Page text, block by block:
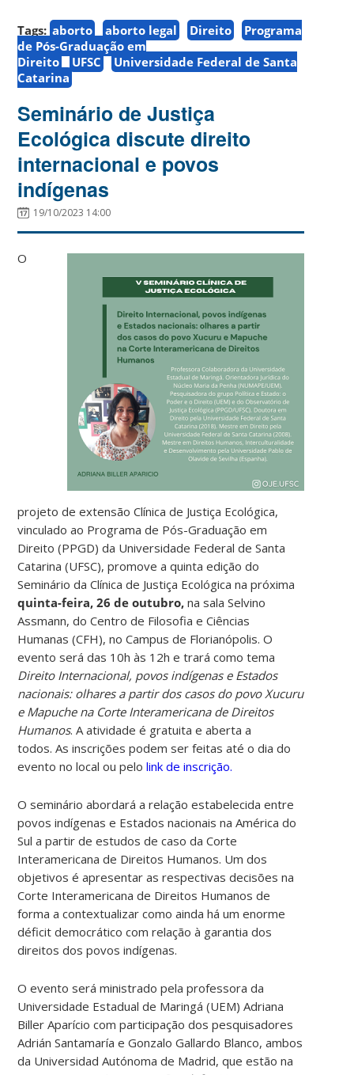
Tags: aborto aborto legal Direito
Programa
de Pós-Graduação em
Direito
UFSC
Universidade Federal de Santa
Catarina
Seminário de Justiça
Ecológica discute direito
internacional e povos
indígenas
19/10/2023 14:00
O
projeto de extensão Clínica de Justiça Ecológica,
vinculado ao Programa de Pós-Graduação em
Direito (PPGD) da Universidade Federal de Santa
Catarina (UFSC), promove a quinta edição do
Seminário da Clínica de Justiça Ecológica napróxima
quinta-feira, 26 de outubro,na sala Selvino
Assmann, do Centro de Filosofia e Ciências
Humanas (CFH), no Campus de Florianópolis. O
evento será das 10h às 12h e trará como tema
Direito Internacional, povos indígenas e Estados
nacionais: olhares a partir dos casos do povo Xucuru
e Mapuche na Corte Interamericana de Direitos
Humanos. A atividade é gratuita e aberta a
todos. As inscrições podem ser feitas até o dia do
evento no local ou pelolink de inscrição.
O seminário abordará a relação estabelecida entre
povos indígenas e Estados nacionais na América do
Sul a partir de estudos de caso da Corte
Interamericana de Direitos Humanos. Um dos
objetivos é apresentar as respectivas decisões na
Corte Interamericana de Direitos Humanos de
forma a contextualizar como ainda há um enorme
déficit democrático com relação à garantia dos
direitos dos povos indígenas.
O evento será ministrado pela professora da
Universidade Estadual de Maringá (UEM) Adriana
Biller Aparício com participação dos pesquisadores
Adrián Santamaría e Gonzalo Gallardo Blanco, ambos
da Universidad Autónoma de Madrid, que estão na